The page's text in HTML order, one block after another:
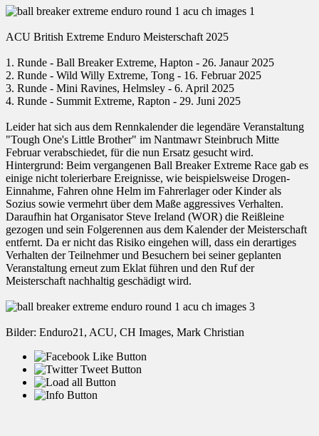
ACU British Extreme Enduro Meisterschaft 2025
1. Runde - Ball Breaker Extreme, Hapton - 26. Janaur 2025
2. Runde - Wild Willy Extreme, Tong - 16. Februar 2025
3. Runde - Mini Ravines, Helmsley - 6. April 2025
4. Runde - Summit Extreme, Rapton - 29. Juni 2025
Leider hat sich aus dem Rennkalender die legendäre Veranstaltung
"Tough One's Little Brother" im Nantmawr Steinbruch Mitte
Februar verabschiedet, für die nun Ersatz gesucht wird.
Hintergrund: Beim vergangenen Ball Breaker Extreme Race gab es
einige nicht tolerierbare Ereignisse, wie beispielsweise Drogen-
Einnahme, Fahren ohne Helm im Fahrerlager oder Kinder als
Sozius sowie vermehrt über dem Maße aggressives Verhalten.
Daraufhin hat Organisator Steve Ireland (WOR) die Reißleine
gezogen und sein Folgerennen aus dem Kalender der Meisterschaft
entfernt. Da er nicht das Risiko eingehen will, dass ein derartiges
Verhalten der Teilnehmer und Besuchern bei seiner geplanten
Veranstaltung erneut zum Eklat führen und den Ruf der
Meisterschaft nachhaltig geschädigt wird.
Bilder: Enduro21, ACU, CH Images, Mark Christian